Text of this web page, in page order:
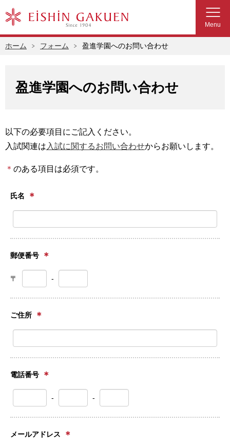
Menu
ホーム フォーム 盈進学園へのお問い合わせ
盈進学園へのお問い合わせ
以下の必要項目にご記入ください。
入試関連は 入試に関するお問い合わせからお願いします。
＊ のある項目は必須です。
氏名 ＊
郵便番号 ＊
〒 -
ご住所 ＊
電話番号 ＊
- -
メールアドレス ＊